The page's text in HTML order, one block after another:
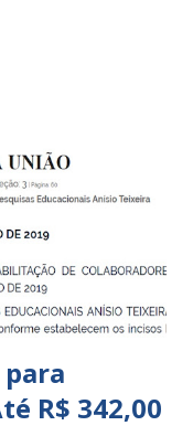
EMEIs - Escolas
crianças de 4
Municipal de
zero a 5 anos e 11
R$ 342,00